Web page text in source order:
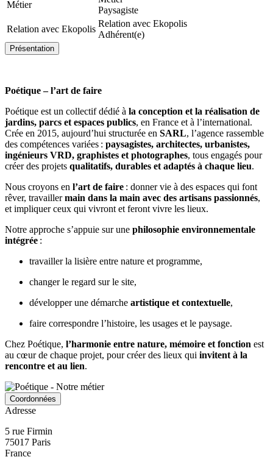
Métier
Paysagiste
Relation avec Ekopolis
Relation avec Ekopolis
Adhérent(e)
Présentation
Poétique – l’art de faire
Poétique est un collectif dédié à la conception et la réalisation de
jardins, parcs et espaces publics, en France et à l’international.
Crée en 2015, aujourd’hui structurée en SARL, l’agence rassemble
des compétences variées : paysagistes, architectes, urbanistes,
ingénieurs VRD, graphistes et photographes, tous engagés pour
créer des projets qualitatifs, durables et adaptés à chaque lieu.
Nous croyons en l’art de faire : donner vie à des espaces qui font
rêver, travaillermain dans la main avec des artisans passionnés,
et impliquer ceux qui vivront et feront vivre les lieux.
Notre approche s’appuie sur une philosophie environnementale
intégrée :
travailler la lisière entre nature et programme,
changer le regard sur le site,
développer une démarche artistique et contextuelle,
faire correspondre l’histoire, les usages et le paysage.
Chez Poétique, l’harmonie entre nature, mémoire et fonction est
au cœur de chaque projet, pour créer des lieux qui invitent à la
rencontre et au lien.
Coordonnées
Adresse
5 rue Firmin
75017 Paris
France